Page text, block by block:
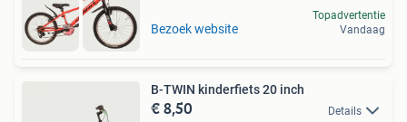
Bezoek website
Topadvertentie
Vandaag
B-TWIN kinderfiets 20 inch
€ 8,50 Details